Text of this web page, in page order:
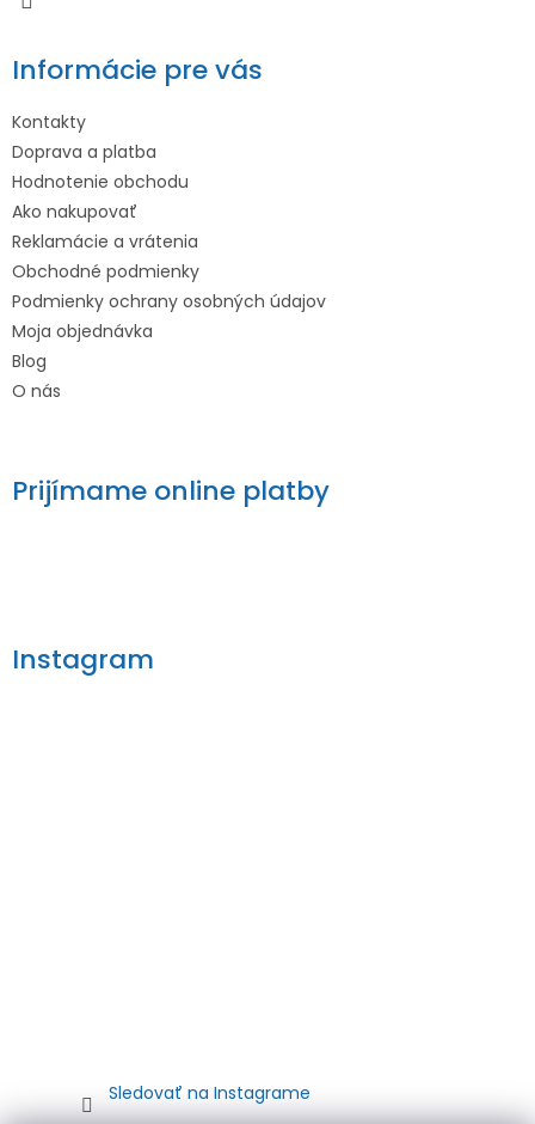
Informácie pre vás
Kontakty
Doprava a platba
Hodnotenie obchodu
Ako nakupovať
Reklamácie a vrátenia
Obchodné podmienky
Podmienky ochrany osobných údajov
Moja objednávka
Blog
O nás
Prijímame online platby
Instagram
Sledovať na Instagrame